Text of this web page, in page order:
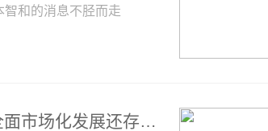
和的消息不胫而走
世界新动态：工信部：我国新能源汽车全面市场化发展还存不均衡不充分的问题